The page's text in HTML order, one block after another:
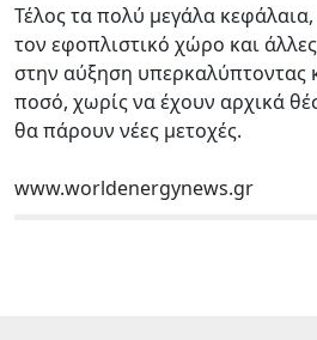
Τέλος τα πολύ μεγάλα
τον εφοπλιστικό χώρο και
στην αύξηση υπερκαλύπτοντας
ποσό, χωρίς να έχουν αρχικά
θα πάρουν νέες μετοχές.
www.worldenergynews.gr